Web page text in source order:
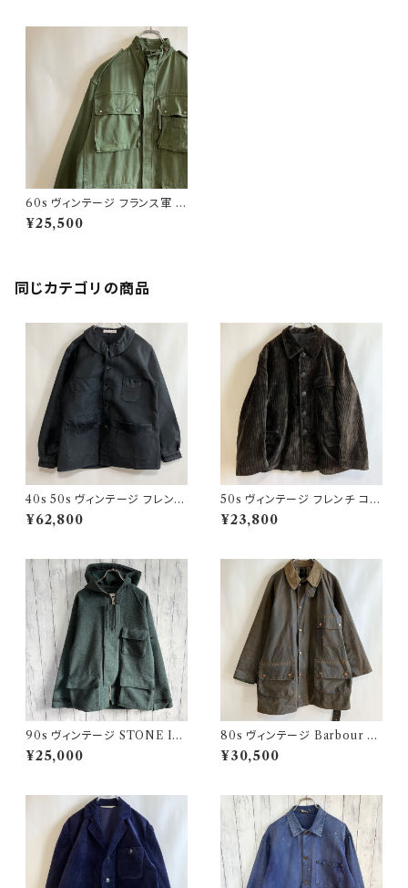
60s ヴィンテージ フランス軍 空
挺部隊 パラトルーパージャケッ
ト ビンテージ
¥25,500
同じカテゴリの商品
40s 50s ヴィンテージ フレンチ
Vポケ ブラックモールスキンジャ
ケット カバーオール
¥62,800
50s ヴィンテージ フレンチ コー
デュロイジャケット ビンテージ
ファーマーズジャケット
¥23,800
90s ヴィンテージ STONE ISL
AND ウールジャケット ストーン
アイランド グリーンエッジ
¥25,000
80s ヴィンテージ Barbour 2
ワラント ソルウェイジッパー Sol
way Zipper オイルドジャケット
¥30,500